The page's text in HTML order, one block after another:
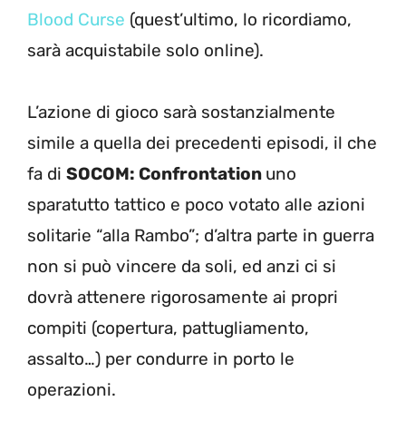
Blood Curse (quest’ultimo, lo ricordiamo,
sarà acquistabile solo online).
L’azione di gioco sarà sostanzialmente
simile a quella dei precedenti episodi, il che
fa di SOCOM: Confrontation uno
sparatutto tattico e poco votato alle azioni
solitarie “alla Rambo”; d’altra parte in guerra
non si può vincere da soli, ed anzi ci si
dovrà attenere rigorosamente ai propri
compiti (copertura, pattugliamento,
assalto…) per condurre in porto le
operazioni.